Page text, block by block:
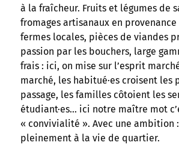
à la fraîcheur. Fruits et légumes de
fromages artisanaux en
fermes locales, pièces de viandes
passion par les bouchers, large
frais : ici, on mise sur l’esprit
marché, les habitué·es croisent les
passage, les familles côtoient les
étudiant·es… ici notre maître mot
« convivialité ». Avec une ambition
pleinement à la vie de quartier.